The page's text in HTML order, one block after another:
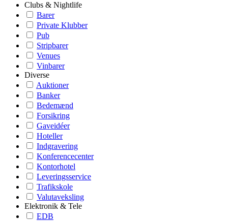
Clubs & Nightlife
Barer
Private Klubber
Pub
Stripbarer
Venues
Vinbarer
Diverse
Auktioner
Banker
Bedemænd
Forsikring
Gaveidéer
Hoteller
Indgravering
Konferencecenter
Kontorhotel
Leveringsservice
Trafikskole
Valutaveksling
Elektronik & Tele
EDB